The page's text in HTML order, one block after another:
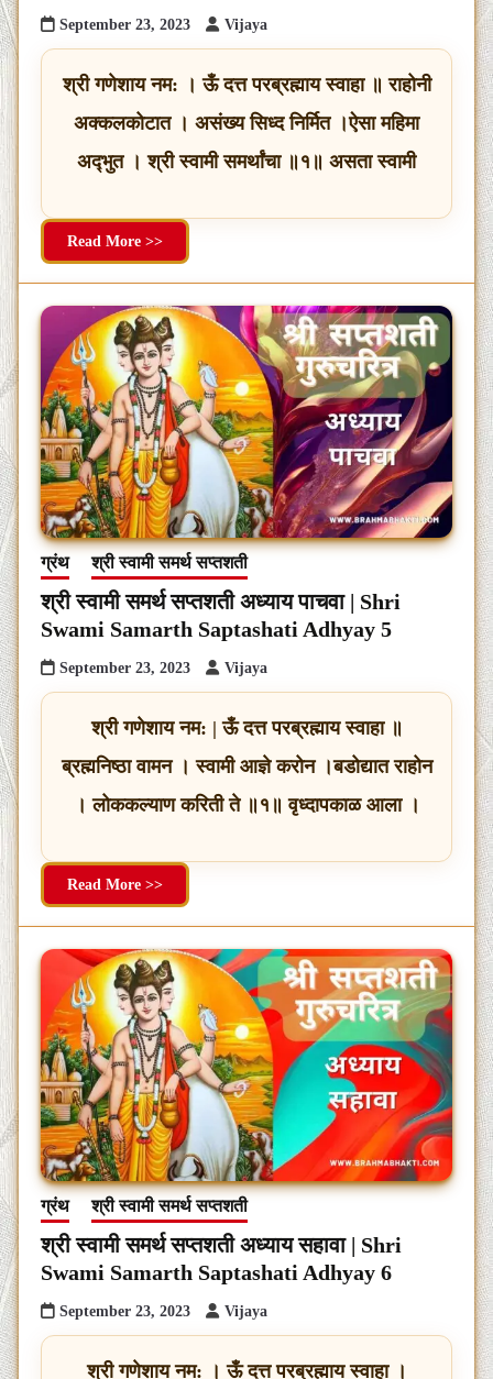
September 23, 2023 Vijaya
श्री गणेशाय नम: । ऊँ दत्त परब्रह्माय स्वाहा ॥ राहोनी
अक्कलकोटात । असंख्य सिध्द निर्मित ।ऐसा महिमा
अद्‍भुत । श्री स्वामी समर्थांचा ॥१॥ असता स्वामी
Read More >>
ग्रंथ श्री स्वामी समर्थ सप्तशती
श्री स्वामी समर्थ सप्तशती अध्याय पाचवा | Shri
Swami Samarth Saptashati Adhyay 5
September 23, 2023 Vijaya
श्री गणेशाय नम: | ऊँ दत्त परब्रह्माय स्वाहा ॥
ब्रह्मनिष्ठा वामन । स्वामी आज्ञे करोन ।बडोद्यात राहोन
। लोककल्याण करिती ते ॥१॥ वृध्दापकाळ आला ।
Read More >>
ग्रंथ श्री स्वामी समर्थ सप्तशती
श्री स्वामी समर्थ सप्तशती अध्याय सहावा | Shri
Swami Samarth Saptashati Adhyay 6
September 23, 2023 Vijaya
श्री गणेशाय नम: । ऊँ दत्त परब्रह्माय स्वाहा ।